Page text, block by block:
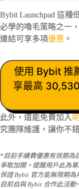
Bybit Launchpad 這
必學的嚕毛策略之一
連結可享多項優惠 。
使用 Bybit 推
享最高
此外，還能免費加入
究團隊維護，讓你不
*目前手續費優惠有效期為
爭取加開。提醒用戶此為
保證 Bybit 官方能無限期為
目前自與 Bybit 合作此活